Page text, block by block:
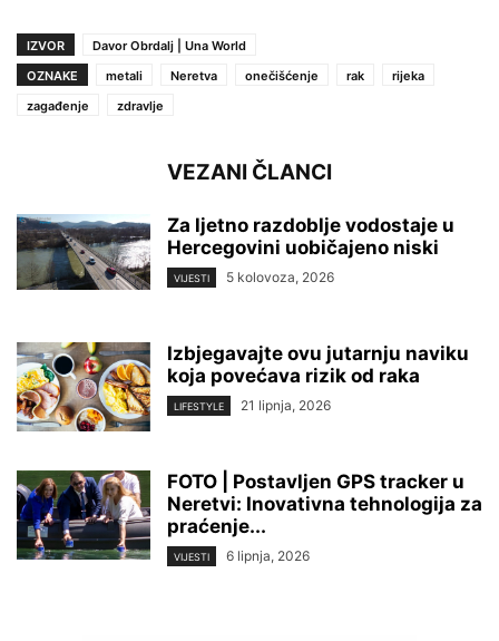
IZVOR
Davor Obrdalj | Una World
OZNAKE
metali Neretva onečišćenje rak
rijeka
zagađenje
zdravlje
VEZANI ČLANCI
Za ljetno razdoblje vodostaje u
Hercegovini uobičajeno niski
VIJESTI 5 kolovoza, 2026
Izbjegavajte ovu jutarnju naviku
koja povećava rizik od raka
LIFESTYLE 21 lipnja, 2026
FOTO | Postavljen GPS tracker u
Neretvi: Inovativna tehnologija za
praćenje...
VIJESTI 6 lipnja, 2026